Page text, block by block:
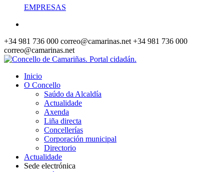
EMPRESAS
+34 981 736 000 correo@camarinas.net +34 981 736 000
correo@camarinas.net
Inicio
O Concello
Saúdo da Alcaldía
Actualidade
Axenda
Liña directa
Concellerías
Corporación municipal
Directorio
Actualidade
Sede electrónica